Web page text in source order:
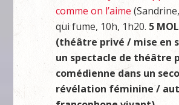
comme on l’aime
qui fume, 10h, 1h20. 5
(théâtre privé / mise en
un spectacle de théâtre
comédienne dans un
révélation féminine /